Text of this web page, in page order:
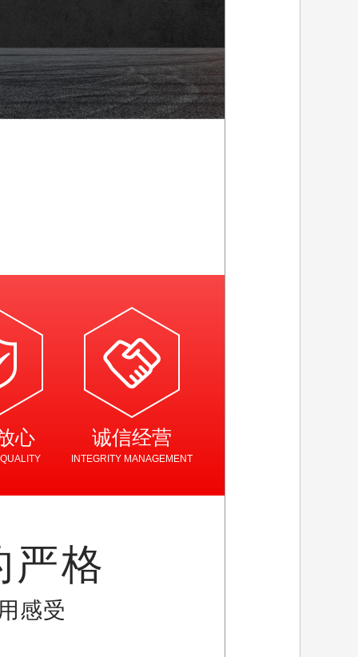
心 诚信经营
INTEGRITY MANAGEMENT
严格
感受